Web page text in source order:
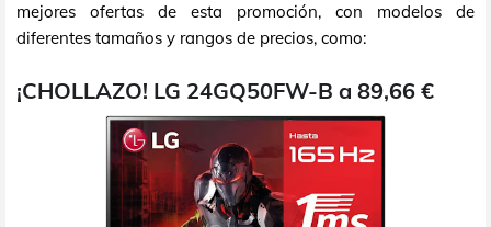
mejores ofertas de esta promoción, con modelos de
diferentes tamaños y rangos de precios, como:
¡CHOLLAZO! LG 24GQ50FW-B a 89,66 €